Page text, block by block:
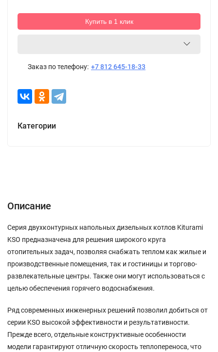
Купить в 1 клик
Заказ по телефону: +7 812 645-18-33
Категории
Описание
Серия двухконтурных напольных дизельных котлов Kiturami
KSO предназначена для решения широкого круга
отопительных задач, позволяя снабжать теплом как жилые и
производственные помещения, так и гостиницы и торгово-
развлекательные центры. Также они могут использоваться с
целью обеспечения горячего водоснабжения.
Ряд современных инженерных решений позволил добиться от
серии KSO высокой эффективности и результативности.
Прежде всего, отдельные конструктивные особенности
модели гарантируют отличную скорость теплопереноса, что